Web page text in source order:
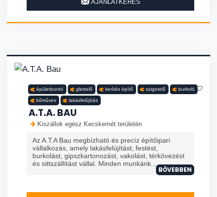
AJÁNLATKÉRÉS
épületbontó glettelő kerítés építő szigetelő burkoló
kőműves lakásfelújítás
A.T.A. BAU
Kiszállok egész Kecskemét területén
Az A.T.A Bau megbízható és precíz építőipari
vállalkozás, amely lakásfelújítást, festést,
burkolást, gipszkartonozást, vakolást, térkövezést
és sittszállítást vállal. Minden munkánk...
BŐVEBBEN